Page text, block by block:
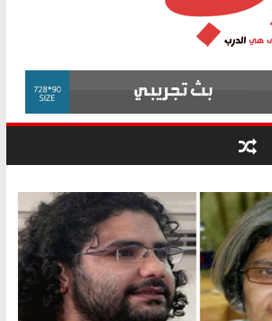
حزب التحالف الشعبي يطلق لجنة “الحق
في الصحة” بالإسكندرية لرصد الانتهاكات
ودعم المرضى
الوزاري لمدينة الصحفيين.. وانتهاء أعمال
إنشاء المبنى الإداري
المجلس القومي لحقوق الإنسان يعلن
متابعة قضية الدكتور محمد زهران.. ويؤكد:
قرينة البراءة وضمانات المحاكمة العادلة